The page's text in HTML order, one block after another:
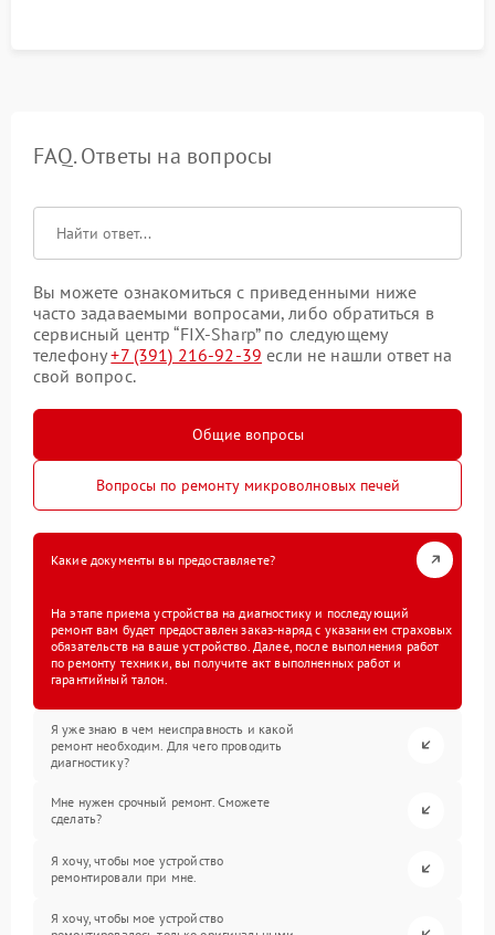
FAQ. Ответы на вопросы
Вы можете ознакомиться с приведенными ниже
часто задаваемыми вопросами, либо обратиться в
сервисный центр “FIX-Sharp” по следующему
телефону+7 (391) 216-92-39 если не нашли ответ на
свой вопрос.
Общие вопросы
Вопросы по ремонту микроволновых печей
Какие документы вы предоставляете?
На этапе приема устройства на диагностику и последующий
ремонт вам будет предоставлен заказ-наряд с указанием страховых
обязательств на ваше устройство. Далее, после выполнения работ
по ремонту техники, вы получите акт выполненных работ и
гарантийный талон.
Я уже знаю в чем неисправность и какой
ремонт необходим. Для чего проводить
диагностику?
Мне нужен срочный ремонт. Сможете
сделать?
Я хочу, чтобы мое устройство
ремонтировали при мне.
Я хочу, чтобы мое устройство